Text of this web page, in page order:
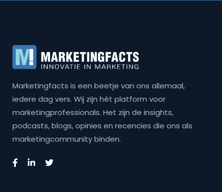
Marketingfacts is een beetje van ons allemaal,
iedere dag vers. Wij zijn hét platform voor
marketingprofessionals. Het zijn de insights,
podcasts, blogs, opinies en recencies die ons als
marketingcommunity binden.